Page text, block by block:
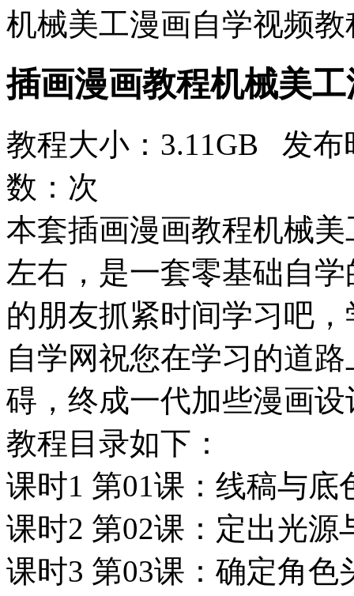
机械美工漫画自学视频教
插画漫画教程机械美
教程大小：3.11GB 发
数： 次
本套插画漫画教程机械
左右，是一套零基础自
的朋友抓紧时间学习吧
自学网祝您在学习的道
碍，终成一代加些漫画
教程目录如下：
课时1 第01课：线稿与底
课时2 第02课：定出光源
课时3 第03课：确定角色